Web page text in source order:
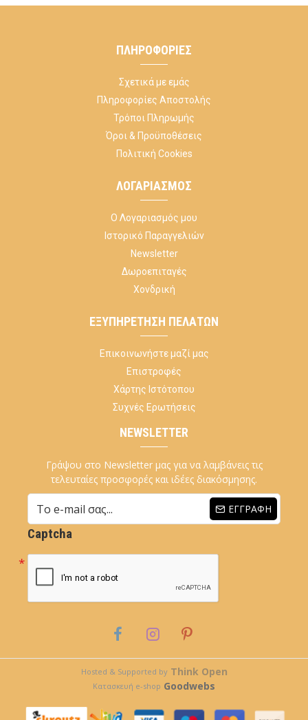
ΠΛΗΡΟΦΟΡΊΕΣ
Σχετικά με εμάς
Πληροφορίες Αποστολής
Τρόποι Πληρωμής
Όροι & Προϋποθέσεις
Πολιτική Cookies
ΛΟΓΑΡΙΑΣΜΌΣ
Ο Λογαριασμός μου
Ιστορικό Παραγγελιών
Newsletter
Δωροεπιταγές
Χονδρική
ΕΞΥΠΗΡΈΤΗΣΗ ΠΕΛΑΤΏΝ
Επικοινωνήστε μαζί μας
Επιστροφές
Χάρτης Ιστότοπου
Συχνές Ερωτήσεις
NEWSLETTER
Γράψου στο Newsletter μας για να λαμβάνεις τις
τελευταίες προσφορές και ιδέες διακόσμησης.
ΕΓΓΡΑΦΉ
Captcha
Hosted & Supported by Think Open
Κατασκευή e-shop Goodwebs